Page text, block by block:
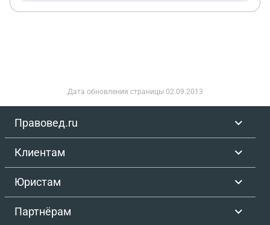
Дата обновления страницы 02.09.2013
Правовед.ru
Клиентам
Юристам
Партнёрам